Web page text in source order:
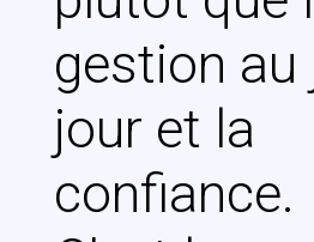
gestion au
jour et la
confiance.